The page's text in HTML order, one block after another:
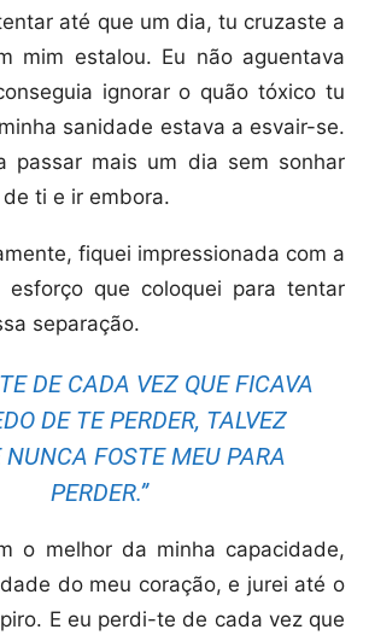
até que um dia, tu cruzaste a
mim estalou. Eu não aguentava
ignorar o quão tóxico tu
sanidade estava a esvair-se.
passar mais um dia sem sonhar
ti e ir embora.
fiquei impressionada com a
esforço que coloquei para tentar
separação.
DE CADA VEZ QUE FICAVA
DE TE PERDER, TALVEZ
NUNCA FOSTE MEU PARA
PERDER.”
o melhor da minha capacidade,
do meu coração, e jurei até o
E eu perdi-te de cada vez que